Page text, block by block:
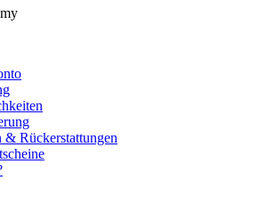
& Rückerstattungen